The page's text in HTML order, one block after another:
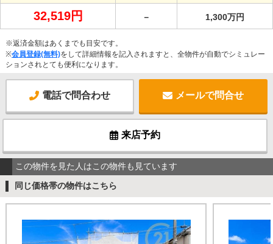
32,519円 － 1,300万円
※返済金額はあくまでも目安です。
※会員登録(無料)をして詳細情報を記入されますと、全物件が自動でシミュレー
ションされとても便利になります。
電話で問合わせ メールで問合せ
来店予約
この物件を見た人はこの物件も見ています
同じ価格帯の物件はこちら